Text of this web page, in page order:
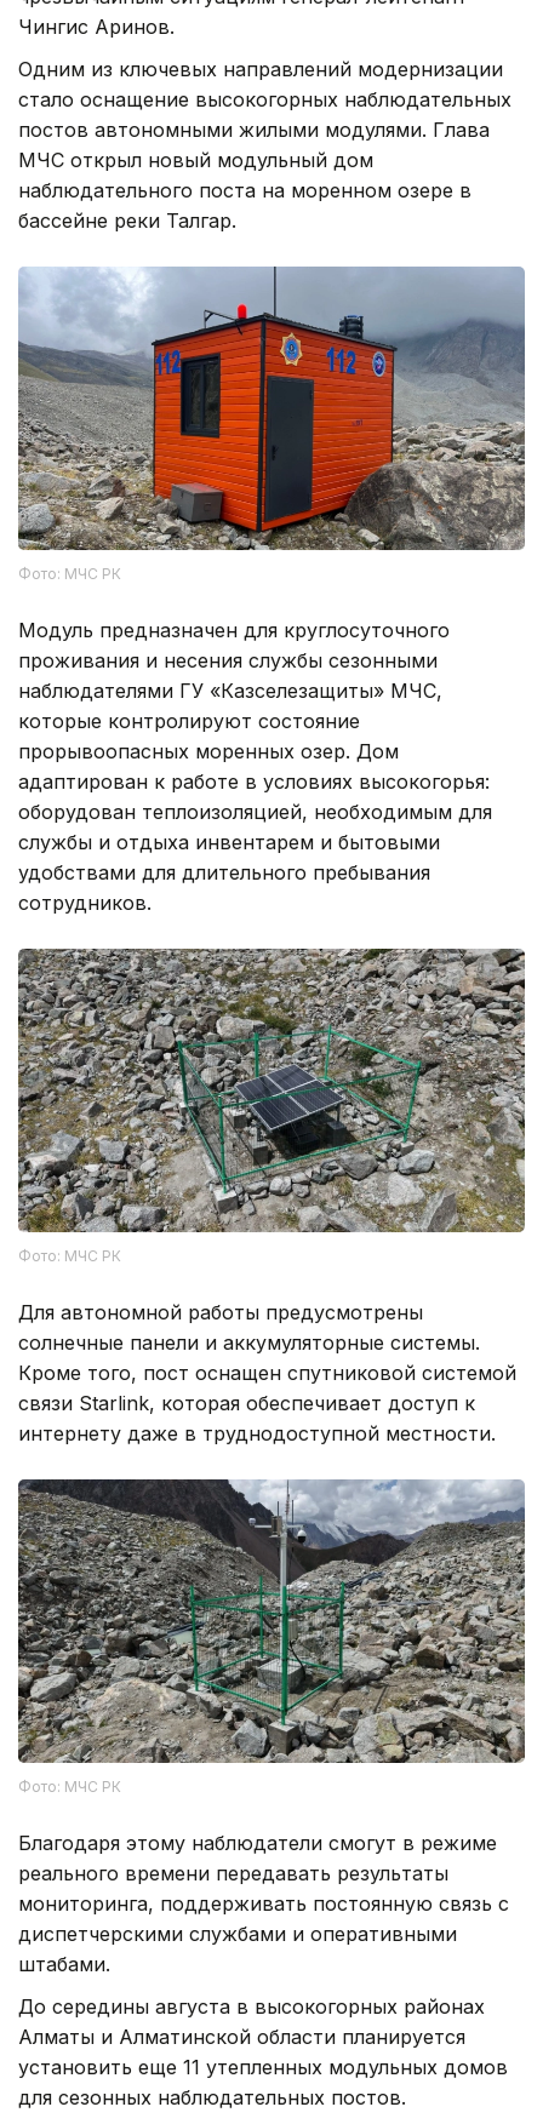
Чингис Аринов.
Одним из ключевых направлений модернизации
стало оснащение высокогорных наблюдательных
постов автономными жилыми модулями. Глава
МЧС открыл новый модульный дом
наблюдательного поста на моренном озере в
бассейне реки Талгар.
Фото: МЧС РК
Модуль предназначен для круглосуточного
проживания и несения службы сезонными
наблюдателями ГУ «Казселезащиты» МЧС,
которые контролируют состояние
прорывоопасных моренных озер. Дом
адаптирован к работе в условиях высокогорья:
оборудован теплоизоляцией, необходимым для
службы и отдыха инвентарем и бытовыми
удобствами для длительного пребывания
сотрудников.
Фото: МЧС РК
Для автономной работы предусмотрены
солнечные панели и аккумуляторные системы.
Кроме того, пост оснащен спутниковой системой
связи Starlink, которая обеспечивает доступ к
интернету даже в труднодоступной местности.
Фото: МЧС РК
Благодаря этому наблюдатели смогут в режиме
реального времени передавать результаты
мониторинга, поддерживать постоянную связь с
диспетчерскими службами и оперативными
штабами.
До середины августа в высокогорных районах
Алматы и Алматинской области планируется
установить еще 11 утепленных модульных домов
для сезонных наблюдательных постов.